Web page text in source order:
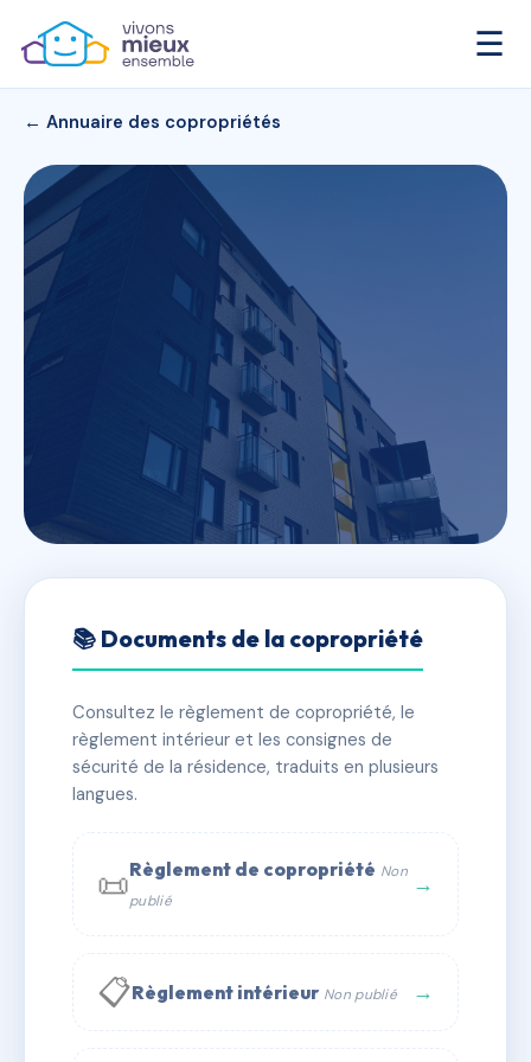
☰
← Annuaire des copropriétés
LE CASTEL II
HERRLISHEIM PRES COLMAR
✓ Immatriculée 🏠 31 lots 🏗 1 bâtiment(s)
✉ Email
📚 Documents de la copropriété
Consultez le règlement de copropriété, le
règlement intérieur et les consignes de
sécurité de la résidence, traduits en plusieurs
langues.
📜Règlement de copropriété Non
publié
→
📋Règlement intérieur Non publié →